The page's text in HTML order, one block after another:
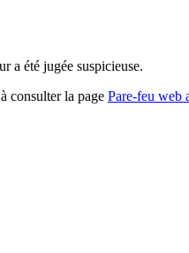
a été jugée suspicieuse.
consulter la page Pare-feu web